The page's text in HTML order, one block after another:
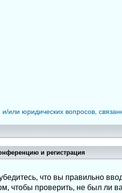
или юридических вопросов,
и регистрация
что вы правильно
чтобы проверить, не был ли